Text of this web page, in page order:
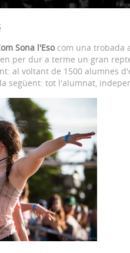
Sona l'Esocom una trobada
per dur a terme un gran
al voltant de 1500 alumnes
següent: tot l'alumnat,